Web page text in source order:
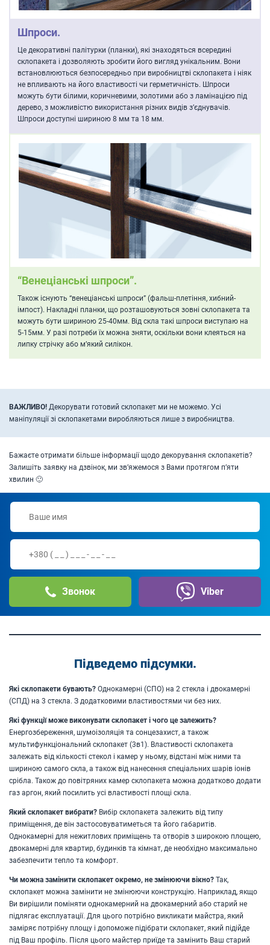
Шпроси.
Це декоративні палітурки (планки), які знаходяться всередині
склопакета і дозволяють зробити його вигляд унікальним. Вони
встановлюються безпосередньо при виробництві склопакета і ніяк
не впливають на його властивості чи герметичність. Шпроси
можуть бути білими, коричневими, золотими або з ламінацією під
дерево, з можливістю використання різних видів з’єднувачів.
Шпроси доступні шириною 8 мм та 18 мм.
“Венеціанські шпроси”.
Також існують “венеціанські шпроси” (фальш-плетіння, хибний-
імпост). Накладні планки, що розташовуються зовні склопакета та
можуть бути шириною 25-40мм. Від скла такі шпроси виступаю на
5-15мм. У разі потреби їх можна зняти, оскільки вони клеяться на
липку стрічку або м’який силікон.
ВАЖЛИВО! Декорувати готовий склопакет ми не можемо. Усі
маніпуляції зі склопакетами виробляються лише з виробництва.
Бажаєте отримати більше інформації щодо декорування склопакетів?
Залишіть заявку на дзвінок, ми зв’яжемося з Вами протягом п’яти
хвилин 🙂
Звонок Viber
Підведемо підсумки.
Які склопакети бувають? Однокамерні (СПО) на 2 стекла і двокамерні
(СПД) на 3 стекла. З додатковими властивостями чи без них.
Які функції може виконувати склопакет і чого це залежить?
Енергозбереження, шумоізоляція та сонцезахист, а також
мультифункціональний склопакет (3в1). Властивості склопакета
залежать від кількості стекол і камер у ньому, відстані між ними та
шириною самого скла, а також від нанесення спеціальних шарів іонів
срібла. Також до повітряних камер склопакета можна додатково додати
газ аргон, який посилить усі властивості площі скла.
Який склопакет вибрати? Вибір склопакета залежить від типу
приміщення, де він застосовуватиметься та його габаритів.
Однокамерні для нежитлових приміщень та отворів з широкою площею,
двокамерні для квартир, будинків та кімнат, де необхідно максимально
забезпечити тепло та комфорт.
Чи можна замінити склопакет окремо, не змінюючи вікно? Так,
склопакет можна замінити не змінюючи конструкцію. Наприклад, якщо
Ви вирішили поміняти однокамерний на двокамерний або старий не
підлягає експлуатації. Для цього потрібно викликати майстра, який
заміряє потрібну площу і допоможе підібрати склопакет, який підійде
під Ваш профіль. Після цього майстер приїде та замінить Ваш старий